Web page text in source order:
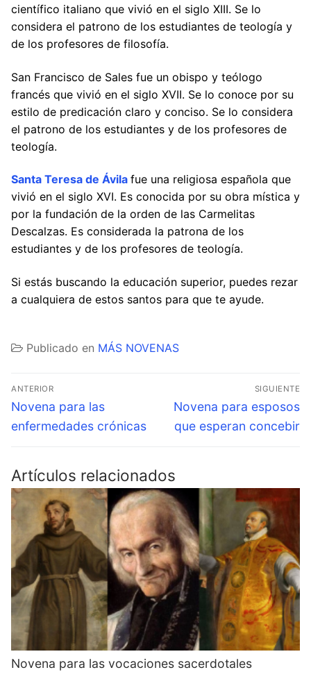
científico italiano que vivió en el siglo XIII. Se lo
considera el patrono de los estudiantes de teología y
de los profesores de filosofía.
San Francisco de Sales fue un obispo y teólogo
francés que vivió en el siglo XVII. Se lo conoce por su
estilo de predicación claro y conciso. Se lo considera
el patrono de los estudiantes y de los profesores de
teología.
Santa Teresa de Ávila fue una religiosa española que
vivió en el siglo XVI. Es conocida por su obra mística y
por la fundación de la orden de las Carmelitas
Descalzas. Es considerada la patrona de los
estudiantes y de los profesores de teología.
Si estás buscando la educación superior, puedes rezar
a cualquiera de estos santos para que te ayude.
Publicado en MÁS NOVENAS
Navegación
de
entradas
ANTERIOR
Entrada
anterior:
Novena para las
enfermedades crónicas
SIGUIENTE
Entrada
siguiente:
Novena para esposos
que esperan concebir
Artículos relacionados
Novena para las vocaciones sacerdotales